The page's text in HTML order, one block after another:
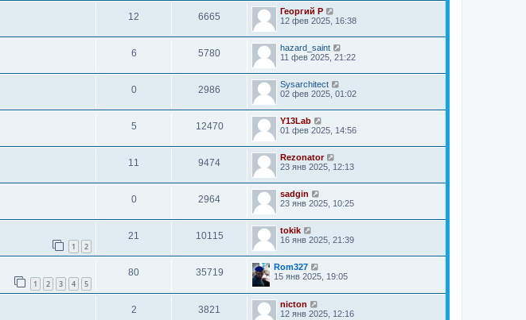
12 6665
Георгий Р
12 фев 2025, 16:38
6 5780
hazard_saint
11 фев 2025, 21:22
0 2986
Sysarchitect
02 фев 2025, 01:02
5 12470
Y13Lab
01 фев 2025, 14:56
11 9474
Rezonator
23 янв 2025, 12:13
0 2964
sadgin
23 янв 2025, 10:25
1 2
21 10115
tokik
16 янв 2025, 21:39
1 2 3 4 5
80 35719
Rom327
15 янв 2025, 19:05
2 3821
nicton
12 янв 2025, 12:16